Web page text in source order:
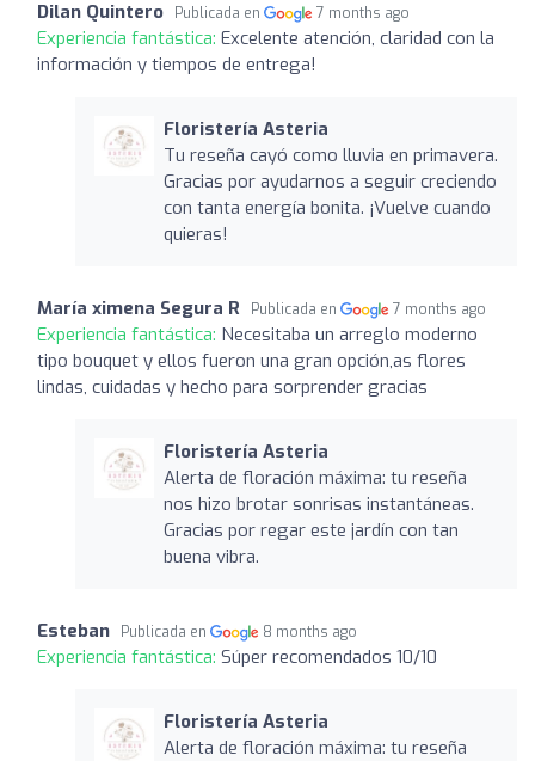
Dilan Quintero Publicada en 7 months ago
Experiencia fantástica: Excelente atención, claridad con la
información y tiempos de entrega!
Floristería Asteria
Tu reseña cayó como lluvia en primavera.
Gracias por ayudarnos a seguir creciendo
con tanta energía bonita. ¡Vuelve cuando
quieras!
María ximena Segura R Publicada en 7 months ago
Experiencia fantástica: Necesitaba un arreglo moderno
tipo bouquet y ellos fueron una gran opción,as flores
lindas, cuidadas y hecho para sorprender gracias
Floristería Asteria
Alerta de floración máxima: tu reseña
nos hizo brotar sonrisas instantáneas.
Gracias por regar este jardín con tan
buena vibra.
Esteban Publicada en 8 months ago
Experiencia fantástica: Súper recomendados 10/10
Floristería Asteria
Alerta de floración máxima: tu reseña